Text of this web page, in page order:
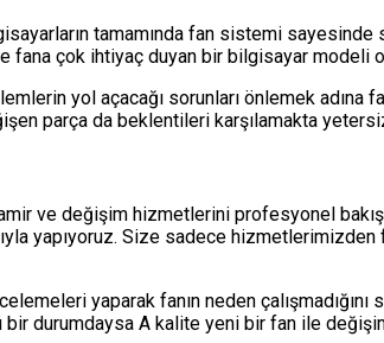
tamamında fan sistemi sayesinde
fana çok ihtiyaç duyan bir bilgisayar modeli
yol açacağı sorunları önlemek
parça da beklentileri karşılamakta
ve değişim hizmetlerini profesyonel
yapıyoruz. Size sadece
yaparak fanın neden
durumdaysa A kalite yeni bir fan ile